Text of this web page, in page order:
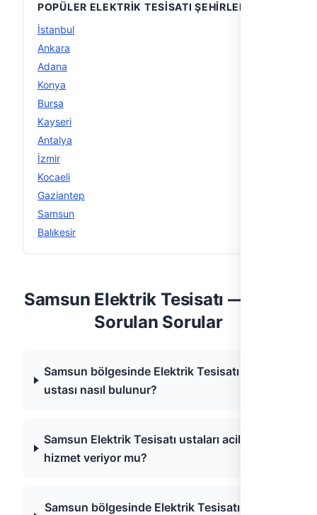
POPÜLER ELEKTRIK TESISATI ŞEHIRLERI
İstanbul
Ankara
Adana
Konya
Bursa
Kayseri
Antalya
İzmir
Kocaeli
Gaziantep
Samsun
Balıkesir
Samsun Elektrik Tesisatı — Sıkça
Sorulan Sorular
Samsun bölgesinde Elektrik Tesisatı
ustası nasıl bulunur?
Samsun Elektrik Tesisatı ustaları acil
hizmet veriyor mu?
Samsun bölgesinde Elektrik Tesisatı